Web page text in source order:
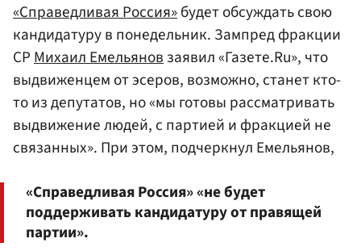
«Справедливая Россия»будет обсуждать свою
кандидатуру в понедельник. Зампред фракции
СРМихаил Емельяновзаявил «Газете.Ru», что
выдвиженцем от эсеров, возможно, станет кто-
то из депутатов, но «мы готовы рассматривать
выдвижение людей, с партией и фракцией не
связанных». При этом, подчеркнул Емельянов,
«Справедливая Россия» «не будет
поддерживать кандидатуру от правящей
партии».